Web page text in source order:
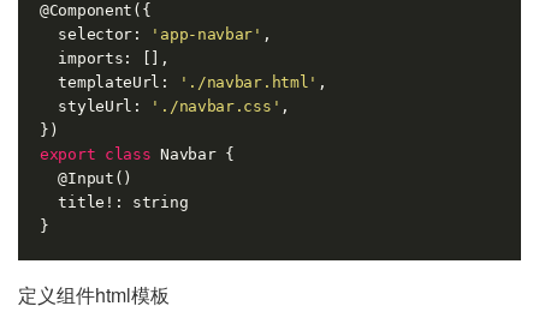
@Component({
  selector:
'app-navbar' ,
  templateUrl:
'./navbar.html' ,
  styleUrl:
'./navbar.css' ,
export class Navbar {
  @Input()
  title!: string
定义组件html模板